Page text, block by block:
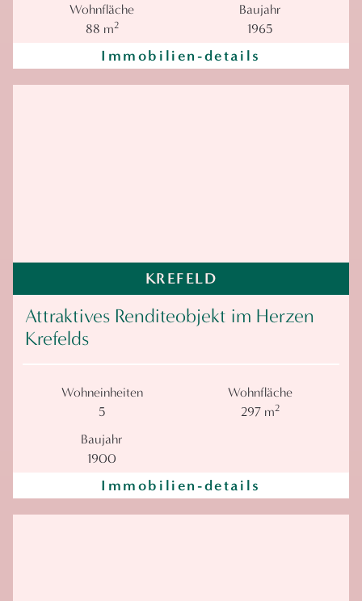
Wohnfläche
88 m2
Baujahr
1965
Immobilien-details
KREFELD
Attraktives Renditeobjekt im Herzen
Krefelds
Wohneinheiten
5
Wohnfläche
297 m2
Baujahr
1900
Immobilien-details